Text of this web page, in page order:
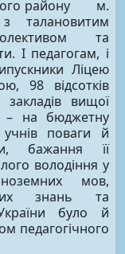
району м.
талановитим
та
І педагогам, і
Ліцею
98 відсотків
закладів вищої
– на бюджетну
поваги й
бажання її
володіння у
мов,
знань та
було й
педагогічного